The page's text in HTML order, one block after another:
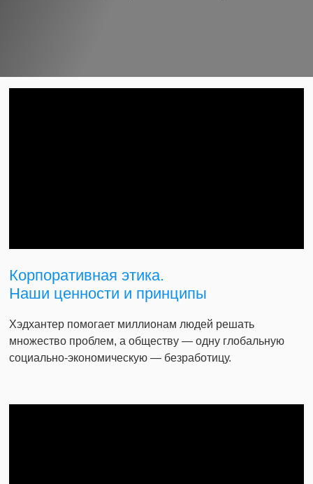
Корпоративная этика.
Наши ценности и принципы
Хэдхантер помогает миллионам людей решать
множество проблем, а обществу — одну глобальную
социально-экономическую — безработицу.